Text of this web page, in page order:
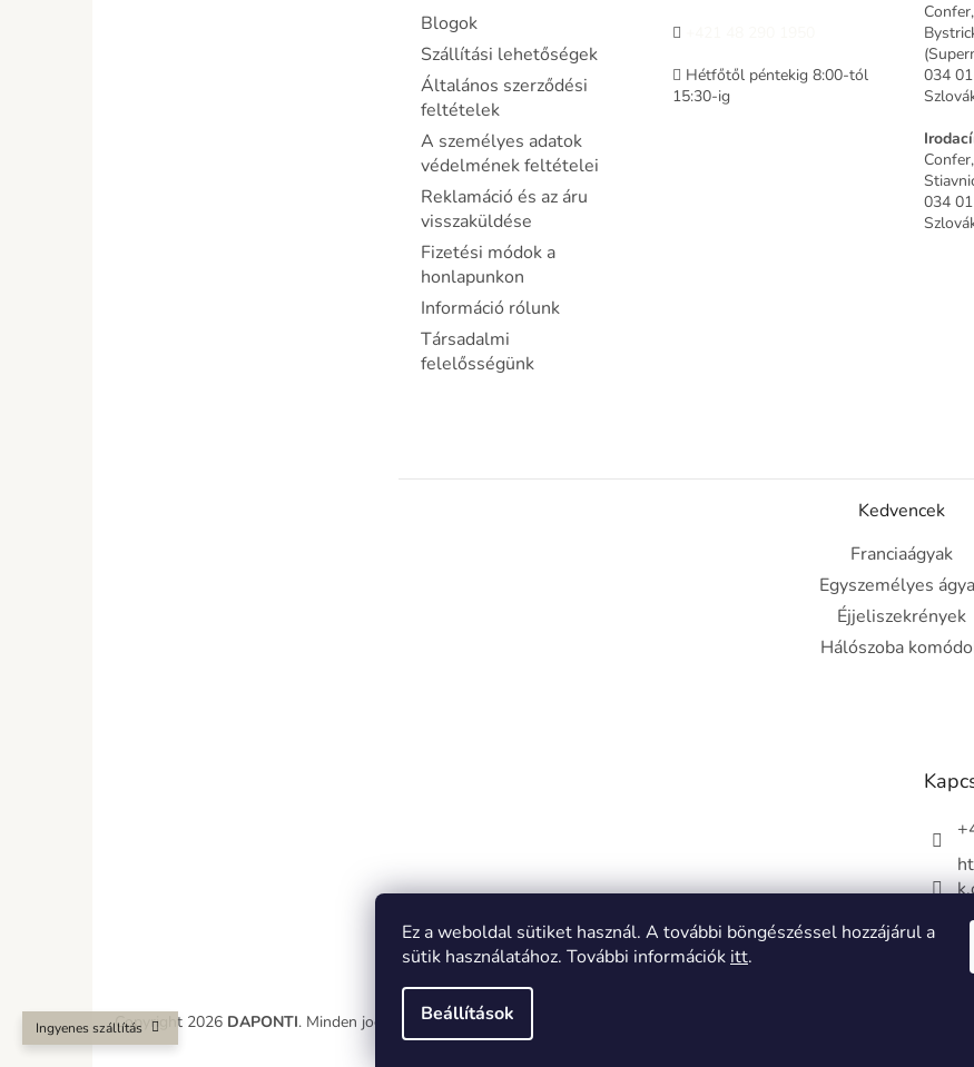
Ez a weboldal sütiket használ. A további böngészéssel hozzájárul a
sütik használatához. További információk itt.
Beállítások
Ingyenes szállítás
Blogok
Szállítási lehetőségek
Általános szerződési
feltételek
A személyes adatok
védelmének feltételei
Reklamáció és az áru
visszaküldése
Fizetési módok a
honlapunkon
Információ rólunk
Társadalmi
felelősségünk
Hétfőtől péntekig 8:00-tól
15:30-ig
034
034
Kedvencek
Franciaágyak
Egyszemélyes
Éjjeliszekrények
Hálószoba
Copyright 2026 DAPONTI. Minden jog fenntartva.